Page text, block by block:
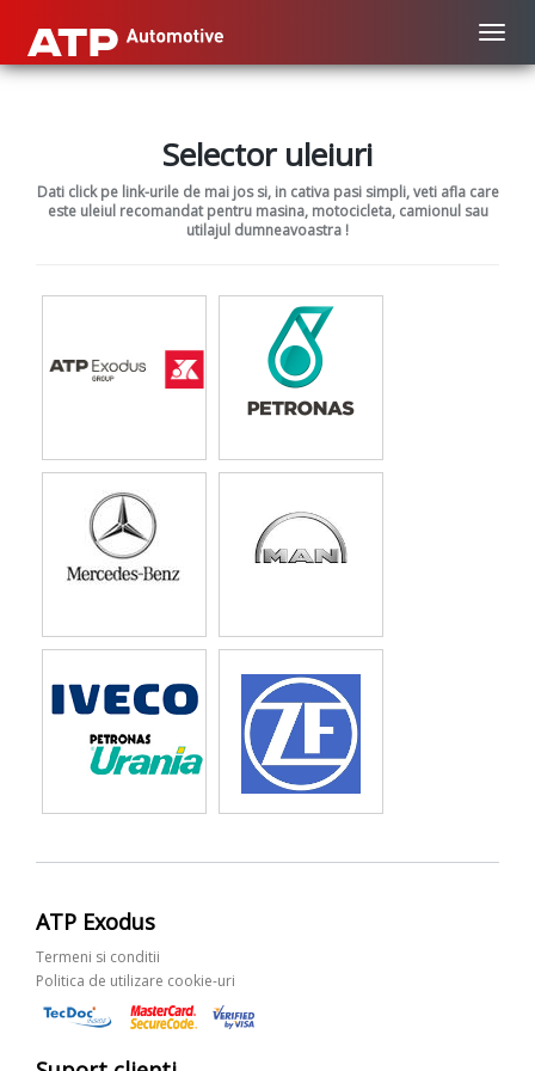
Selector uleiuri
Dati click pe link-urile de mai jos si, in cativa pasi simpli, veti afla care
este uleiul recomandat pentru masina, motocicleta, camionul sau
utilajul dumneavoastra !
ATP Exodus
Termeni si conditii
Politica de utilizare cookie-uri